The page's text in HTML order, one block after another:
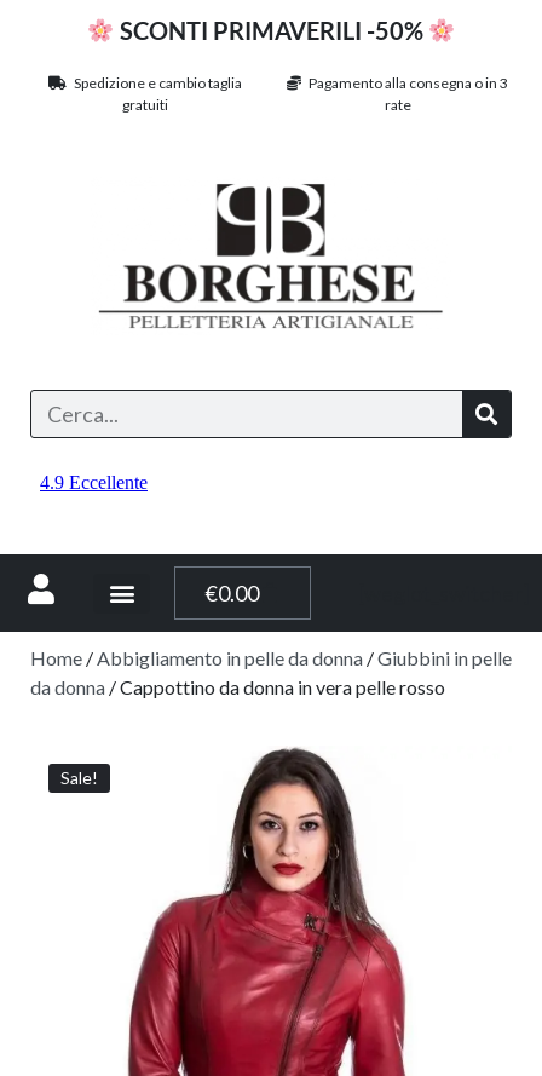
SCONTI PRIMAVERILI -50%
Spedizione e cambio taglia
gratuiti
Pagamento alla consegna o in 3
rate
€0.00
Home /Abbigliamento in pelle da donna /Giubbini in pelle
da donna / Cappottino da donna in vera pelle rosso
Sale!